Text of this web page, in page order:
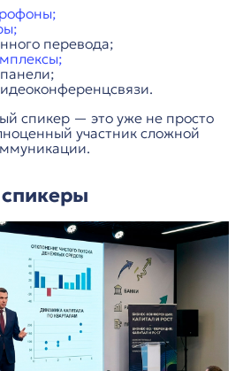
перевода;
спикер — это уже не просто
участник сложной